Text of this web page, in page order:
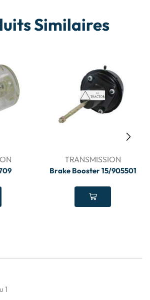
Similaires
TRANSMISSION
Brake Booster 15/905501
1